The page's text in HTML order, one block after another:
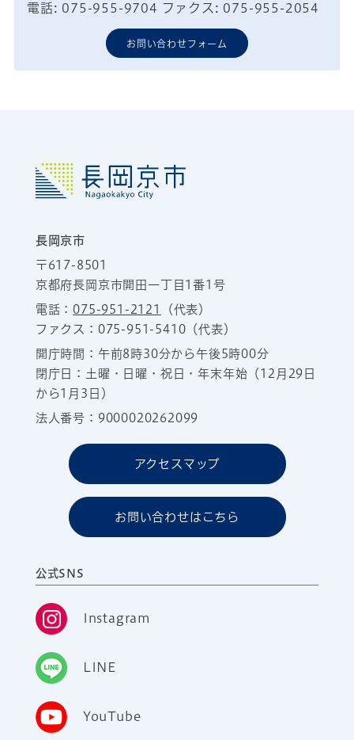
電話: 075-955-9704 ファクス: 075-955-2054
お問い合わせフォーム
長岡京市
〒617-8501
京都府長岡京市開田一丁目1番1号
電話：075-951-2121
（代表）
ファクス：075-951-5410（代表）
開庁時間：午前8時30分から午後5時00分
閉庁日：土曜・日曜・祝日・年末年始（12月29日
から1月3日）
法人番号：9000020262099
アクセスマップ
お問い合わせはこちら
公式SNS
Instagram
LINE
YouTube